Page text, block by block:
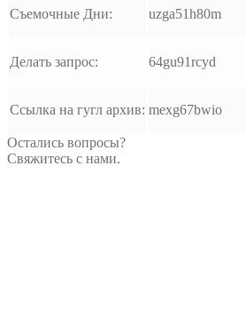
Съемочные Дни: uzga51h80m
Делать запрос: 64gu91rcyd
Ссылка на гугл архив: mexg67bwio
Остались вопросы?
Свяжитесь с нами.